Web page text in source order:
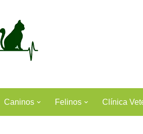
Caninos Felinos Clínica